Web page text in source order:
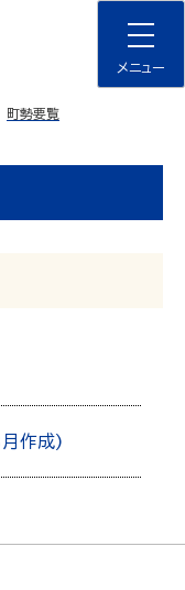
メニュー
町勢要覧
月作成)